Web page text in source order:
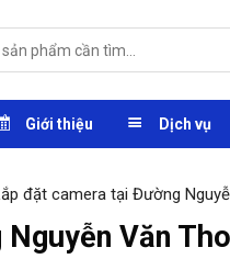
Giới thiệu Dịch vụ
đặt camera tại Đường
Văn